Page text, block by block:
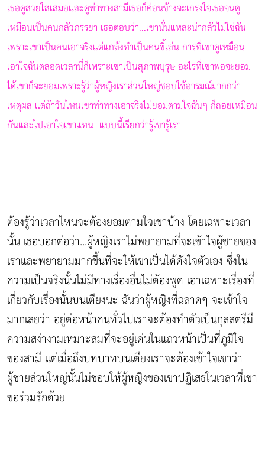
เธอดูสวยใสเสมอและดูท่าทางสามีเธอก็ค่อนข้างจะเกรงใจเธอจนดู
เหมือนเป็นคนกลัวภรรยา เธอตอบว่า...เขานั่นแหละน่ากลัวไม่ใช่ฉัน
เพราะเขาเป็นคนเอาจริงแต่แกล้งทำเป็นคนขี้เล่น การที่เขาดูเหมือน
เอาใจฉันตลอดเวลานี่ก็เพราะเขาเป็นสุภาพบุรุษ อะไรที่เขาพอจะยอม
ได้เขาก็จะยอมเพราะรู้ว่าผู้หญิงเราส่วนใหญ่ชอบใช้อารมณ์มากกว่า
เหตุผล แต่ถ้าวันไหนเขาท่าทางเอาจริงไม่ยอมตามใจฉันๆ ก็ถอยเหมือน
กันและไปเอาใจเขาแทน แบบนี้เรียกว่ารู้เขารู้เรา
ต้องรู้ว่าเวลาไหนจะต้องยอมตามใจเขาบ้าง โดยเฉพาะเวลา
นั้น เธอบอกต่อว่า...ผู้หญิงเราไม่พยายามที่จะเข้าใจผู้ชายของ
เราและพยายามมากขึ้นที่จะให้เขาเป็นได้ดังใจตัวเอง ซึ่งใน
ความเป็นจริงนั้นไม่มีทางเรื่องอื่นไม่ต้องพูด เอาเฉพาะเรื่องที่
เกี่ยวกับเรื่องนั้นบนเตียงนะ ฉันว่าผู้หญิงที่ฉลาดๆ จะเข้าใจ
มากเลยว่า อยู่ต่อหน้าคนทั่วไปเราจะต้องทำตัวเป็นกุลสตรีมี
ความสง่างามเหมาะสมที่จะอยู่เด่นในแถวหน้าเป็นที่ภูมิใจ
ของสามี แต่เมื่อถึงบทบาทบนเตียงเราจะต้องเข้าใจเขาว่า
ผู้ชายส่วนใหญ่นั้นไม่ชอบให้ผู้หญิงของเขาปฏิเสธในเวลาที่เขา
ขอร่วมรักด้วย